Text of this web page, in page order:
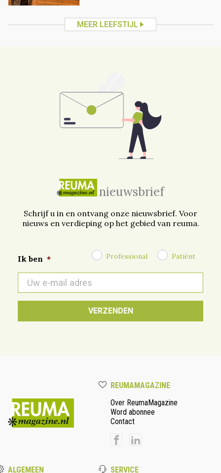
MEER LEEFSTIJL
nieuwsbrief
Schrijf u in en ontvang onze nieuwsbrief. Voor
nieuws en verdieping op het gebied van reuma.
Ik ben * Professional Patiënt
mail
*
REUMAMAGAZINE
Over ReumaMagazine
Word abonnee
Contact
ALGEMEEN SERVICE